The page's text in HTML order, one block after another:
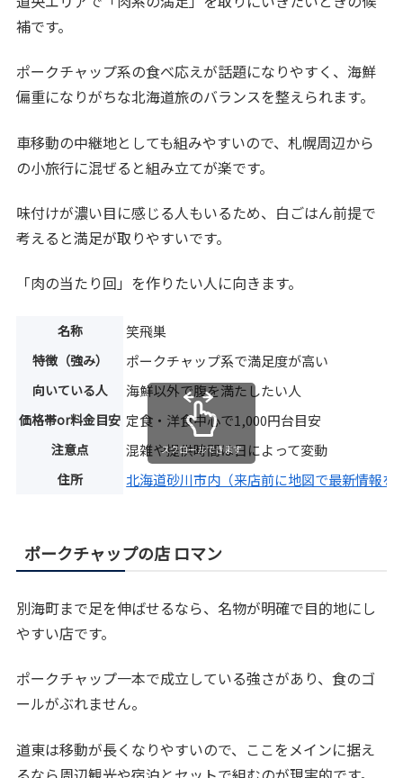
補です。
ポークチャップ系の食べ応えが話題になりやすく、海鮮
偏重になりがちな北海道旅のバランスを整えられます。
車移動の中継地としても組みやすいので、札幌周辺から
の小旅行に混ぜると組み立てが楽です。
味付けが濃い目に感じる人もいるため、白ごはん前提で
考えると満足が取りやすいです。
「肉の当たり回」を作りたい人に向きます。
名称 笑飛巣
特徴（強み） ポークチャップ系で満足度が高い
向いている人 海鮮以外で腹を満たしたい人
価格帯or料金目安 定食・洋食中心で1,000円台目安
注意点 混雑や提供時間は日によって変動
住所 北海道砂川市内（来店前に地図で最新情報を
スクロールできます
ポークチャップの店 ロマン
別海町まで足を伸ばせるなら、名物が明確で目的地にし
やすい店です。
ポークチャップ一本で成立している強さがあり、食のゴ
ールがぶれません。
道東は移動が長くなりやすいので、ここをメインに据え